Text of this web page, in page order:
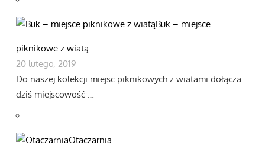
Buk – miejsce
piknikowe z wiatą
20 lutego, 2019
Do naszej kolekcji miejsc piknikowych z wiatami dołącza
dziś miejscowość …
Otaczarnia